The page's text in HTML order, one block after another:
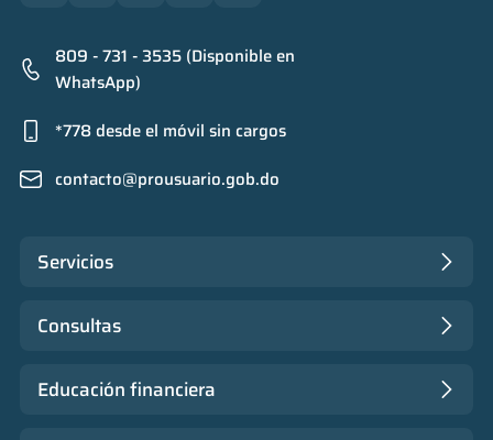
809 - 731 - 3535 (Disponible en
WhatsApp)
*778 desde el móvil sin cargos
contacto@prousuario.gob.do
Servicios
Consultas
Educación financiera